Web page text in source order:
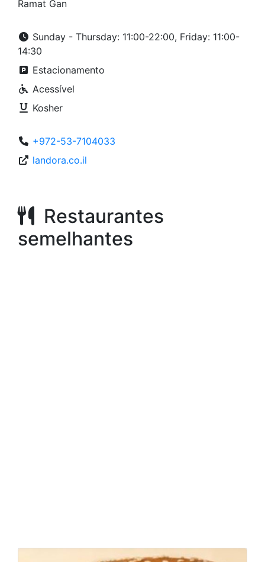
Ramat Gan
Sunday - Thursday: 11:00-22:00, Friday: 11:00-
14:30
Estacionamento
Acessível
Kosher
+972-53-7104033
landora.co.il
Restaurantes
semelhantes